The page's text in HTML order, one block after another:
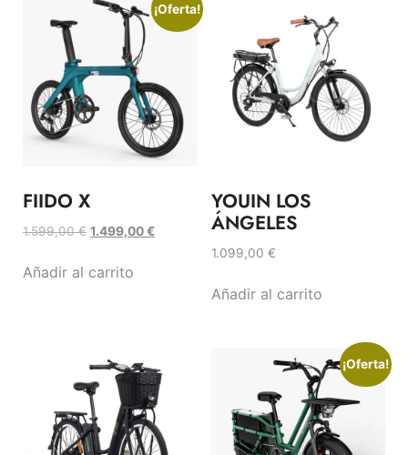
¡Oferta!
FIIDO X
1.599,00€ 1.499,00€
Añadir al carrito
YOUIN LOS
ÁNGELES
1.099,00 €
Añadir al carrito
¡Oferta!